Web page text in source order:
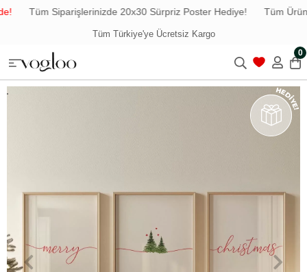
Tüm Siparişlerinizde 20x30 Sürpriz Poster Hediye! Tüm
Tüm Türkiye'ye Ücretsiz Kargo
0